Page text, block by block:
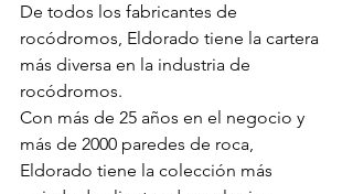
De todos los fabricantes de
rocódromos, Eldorado tiene la cartera
más diversa en la industria de
rocódromos.
Con más de 25 años en el negocio y
más de 2000 paredes de roca,
Eldorado tiene la colección más